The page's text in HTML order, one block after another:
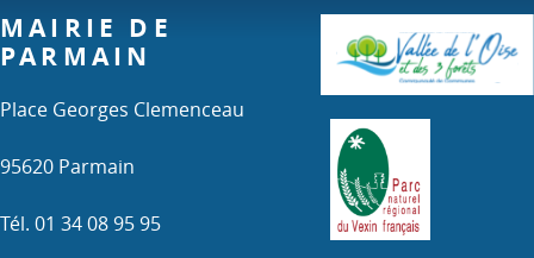
MAIRIE DE
PARMAIN
Place Georges Clemenceau
95620 Parmain
Tél. 01 34 08 95 95